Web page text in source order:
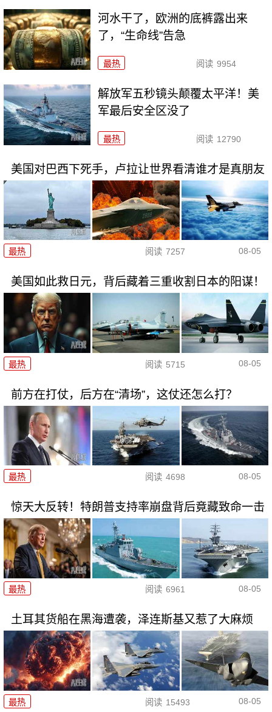
河水干了，欧洲的底裤露出来
了，“生命线”告急
最热 阅读 9954
解放军五秒镜头颠覆太平洋！美
军最后安全区没了
最热 阅读 12790
美国对巴西下死手，卢拉让世界看清谁才是真朋友
最热 阅读 7257 08-05
美国如此救日元，背后藏着三重收割日本的阳谋！
最热 阅读 5715 08-05
前方在打仗，后方在“清场”，这仗还怎么打？
最热 阅读 4698 08-05
惊天大反转！特朗普支持率崩盘背后竟藏致命一击
最热 阅读 6961 08-05
土耳其货船在黑海遭袭，泽连斯基又惹了大麻烦
最热 阅读 15493 08-05